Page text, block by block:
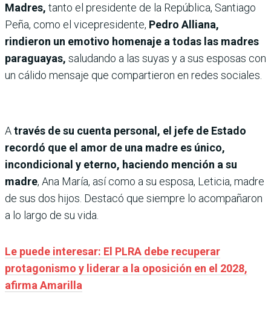
Madres, tanto el presidente de la República, Santiago
Peña, como el vicepresidente, Pedro Alliana,
rindieron un emotivo homenaje a todas las madres
paraguayas, saludando a las suyas y a sus esposas con
un cálido mensaje que compartieron en redes sociales.
Através de su cuenta personal, el jefe de Estado
recordó que el amor de una madre es único,
incondicional y eterno, haciendo mención a su
madre, Ana María, así como a su esposa, Leticia, madre
de sus dos hijos. Destacó que siempre lo acompañaron
a lo largo de su vida.
Le puede interesar: El PLRA debe recuperar
protagonismo y liderar a la oposición en el 2028,
afirma Amarilla